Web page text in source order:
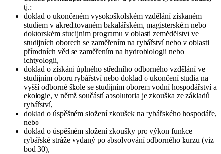
tj.:
doklad o ukončeném vysokoškolském vzdělání získaném
studiem v akreditovaném bakalářském, magisterském nebo
doktorském studijním programu v oblasti zemědělství ve
studijních oborech se zaměřením na rybářství nebo v oblasti
přírodních věd se zaměřením na hydrobiologii nebo
ichtyologii,
doklad o získání úplného středního odborného vzdělání ve
studijním oboru rybářství nebo doklad o ukončení studia na
vyšší odborné škole se studijním oborem vodní hospodářství a
ekologie, v němž součástí absolutoria je zkouška ze základů
rybářství,
doklad o úspěšném složení zkoušek na rybářského hospodáře,
nebo
doklad o úspěšném složení zkoušky pro výkon funkce
rybářské stráže vydaný po absolvování odborného kurzu (viz
bod 30),